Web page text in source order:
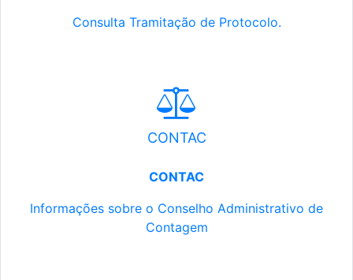
Consulta Tramitação de Protocolo.
CONTAC
CONTAC
Informações sobre o Conselho Administrativo de
Contagem